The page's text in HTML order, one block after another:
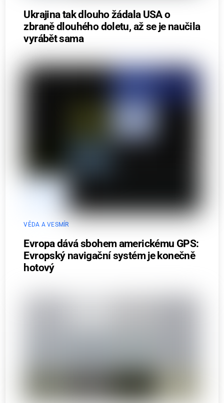
Ukrajina tak dlouho žádala USA o
zbraně dlouhého doletu, až se je naučila
vyrábět sama
VĚDA A VESMÍR
Evropa dává sbohem americkému GPS:
Evropský navigační systém je konečně
hotový